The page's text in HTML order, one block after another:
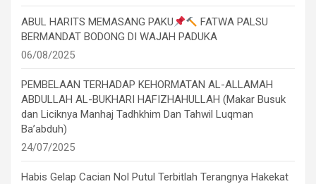
ABUL HARITS MEMASANG PAKU
FATWA PALSU
BERMANDAT BODONG DI WAJAH PADUKA
06/08/2025
PEMBELAAN TERHADAP KEHORMATAN AL-ALLAMAH
ABDULLAH AL-BUKHARI HAFIZHAHULLAH (Makar Busuk
dan Liciknya Manhaj Tadhkhim Dan Tahwil Luqman
Ba’abduh)
24/07/2025
Habis Gelap Cacian Nol Putul Terbitlah Terangnya Hakekat